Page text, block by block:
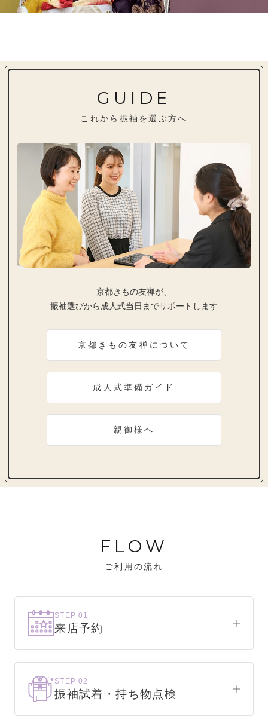
GUIDE
これから振袖を選ぶ方へ
京都きもの友禅が、
振袖選びから成人式当日までサポートします
京都きもの友禅について
成人式準備ガイド
親御様へ
FLOW
ご利用の流れ
STEP 01
来店予約
まずはお気軽にご来店ください。
STEP 02
振袖試着・持ち物点検